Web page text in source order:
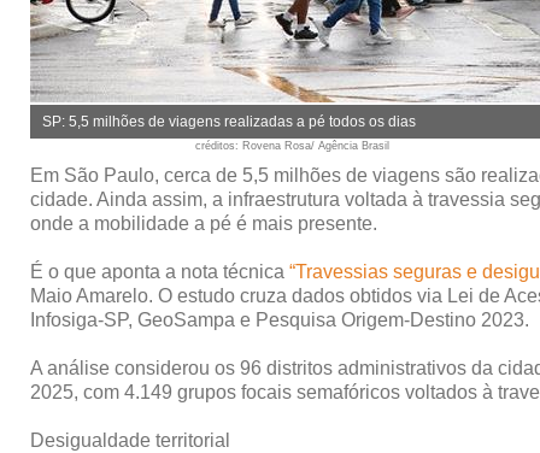
SP: 5,5 milhões de viagens realizadas a pé todos os dias
créditos: Rovena Rosa/ Agência Brasil
Em São Paulo, cerca de 5,5 milhões de viagens são
cidade. Ainda assim, a infraestrutura voltada à travessia
onde a mobilidade a pé é mais presente.
É o que aponta a nota técnica “Travessias seguras e
Maio Amarelo. O estudo cruza dados obtidos via Lei de
Infosiga-SP, GeoSampa e Pesquisa Origem-Destino 2023.
A análise considerou os 96 distritos administrativos da
2025, com 4.149 grupos focais semafóricos voltados à
Desigualdade territorial